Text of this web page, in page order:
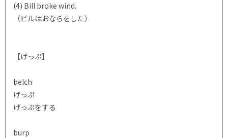
(4) Bill broke wind.
（ビルはおならをした）
【げっぷ】
belch
げっぷ
げっぷをする
burp